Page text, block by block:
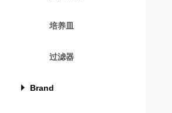
培养皿
过滤器
Brand